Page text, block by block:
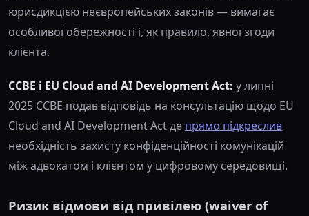
юрисдикцією неєвропейських законів — вимагає
особливої обережності і, як правило, явної згоди
клієнта.
CCBE і EU Cloud and AI Development Act: у липні
2025 CCBE подав відповідь на консультацію щодо EU
Cloud and AI Development Act де прямо підкреслив
необхідність захисту конфіденційності комунікацій
між адвокатом і клієнтом у цифровому середовищі.
Ризик відмови від привілею (waiver of